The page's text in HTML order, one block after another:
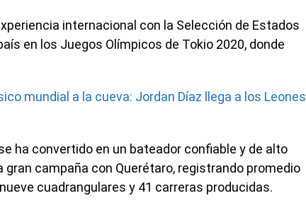
internacional con la Selección de Estados
en los Juegos Olímpicos de Tokio 2020, donde
mundial a la cueva: Jordan Díaz llega a los Leones
ha convertido en un bateador confiable y de alto
gran campaña con Querétaro, registrando promedio
cuadrangulares y 41 carreras producidas.